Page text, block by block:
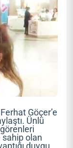
Göçer’e
Ünlü
sahip olan
duygu